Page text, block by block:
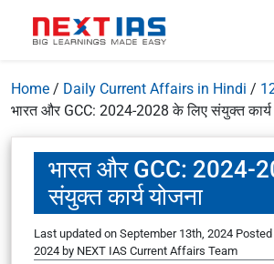
Home / Daily Current Affairs in Hindi /
भारत और GCC: 2024-2028 के लिए संयुक्त कार्य
भारत और GCC: 2024-
संयुक्त कार्य योजना
Last updated on September 13th, 2024
2024 by NEXT IAS Current Affairs Team